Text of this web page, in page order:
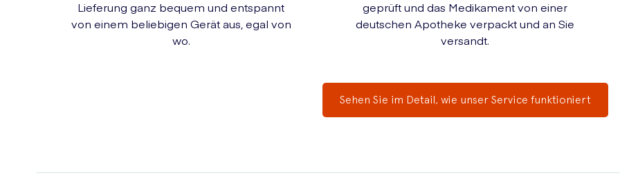
Lieferung ganz bequem und entspannt
von einem beliebigen Gerät aus, egal von
wo.
geprüft und das Medikament von einer
deutschen Apotheke verpackt und an Sie
versandt.
Sehen Sie im Detail, wie unser Service funktioniert